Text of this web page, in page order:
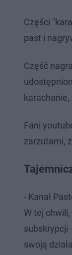
Części
past i
Część
Fani
zarzutami,
- Kanał
W tej
subskrypcji
swoją